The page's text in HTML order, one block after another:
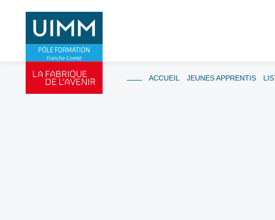
ACCUEIL JEUNES APPRENTIS